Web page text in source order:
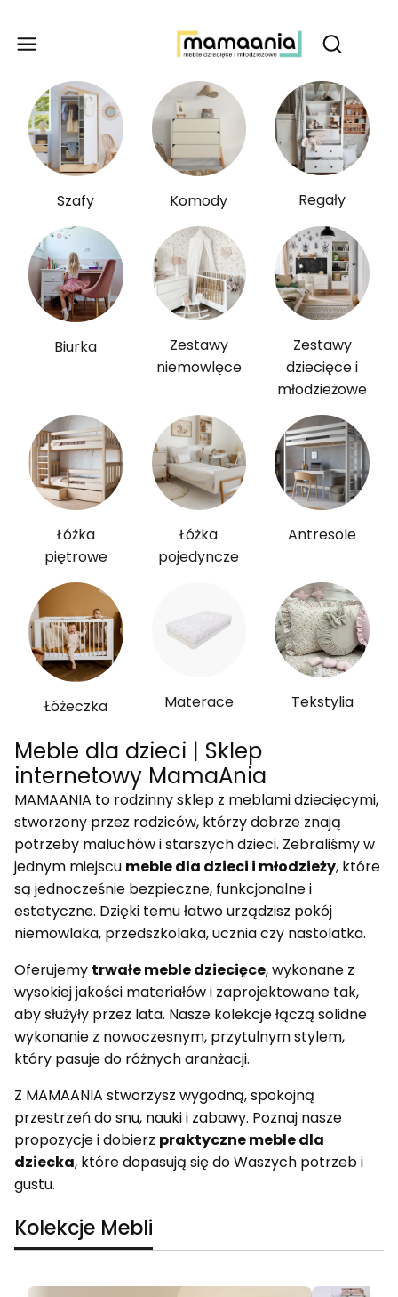
Otwórz
Szafy Komody Regały
Biurka
Zestawy
niemowlęce
Zestawy
dziecięce i
młodzieżowe
Łóżka
piętrowe
Łóżka
pojedyncze
Antresole
Łóżeczka Materace Tekstylia
Meble dla dzieci | Sklep
internetowy MamaAnia
MAMAANIA to rodzinny sklep z meblami dziecięcymi,
stworzony przez rodziców, którzy dobrze znają
potrzeby maluchów i starszych dzieci. Zebraliśmy w
jednym miejscu meble dla dzieci i młodzieży, które
są jednocześnie bezpieczne, funkcjonalne i
estetyczne. Dzięki temu łatwo urządzisz pokój
niemowlaka, przedszkolaka, ucznia czy nastolatka.
Oferujemy trwałe meble dziecięce, wykonane z
wysokiej jakości materiałów i zaprojektowane tak,
aby służyły przez lata. Nasze kolekcje łączą solidne
wykonanie z nowoczesnym, przytulnym stylem,
który pasuje do różnych aranżacji.
Z MAMAANIA stworzysz wygodną, spokojną
przestrzeń do snu, nauki i zabawy. Poznaj nasze
propozycje i dobierz praktyczne meble dla
dziecka, które dopasują się do Waszych potrzeb i
gustu.
Kolekcje Mebli